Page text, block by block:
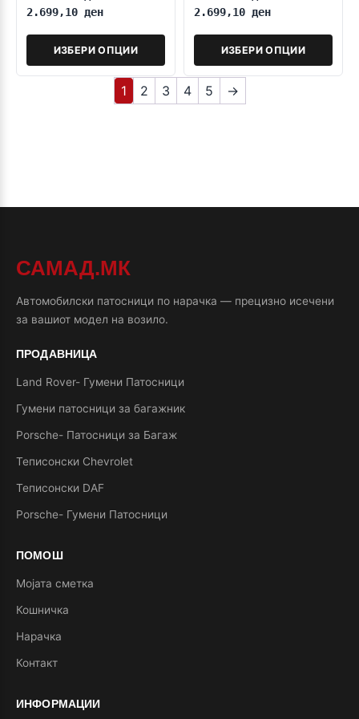
2.699,10 ден
ИЗБЕРИ ОПЦИИ
2.699,10 ден
ИЗБЕРИ ОПЦИИ
1 2 3 4 5 →
САМАД.МК
Автомобилски патосници по нарачка — прецизно исечени
за вашиот модел на возило.
ПРОДАВНИЦА
Land Rover- Гумени Патосници
Гумени патосници за багажник
Porsche- Патосници за Багаж
Теписонски Chevrolet
Теписонски DAF
Porsche- Гумени Патосници
ПОМОШ
Мојата сметка
Кошничка
Нарачка
Контакт
ИНФОРМАЦИИ